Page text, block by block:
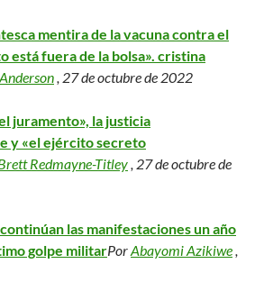
mentira de la vacuna contra el
está fuera de la bolsa». cristina
, 27 de octubre de 2022
juramento», la justicia
y «el ejército secreto
Redmayne-Titley, 27 de octubre de
las manifestaciones un año
golpe militarPorAbayomi Azikiwe,